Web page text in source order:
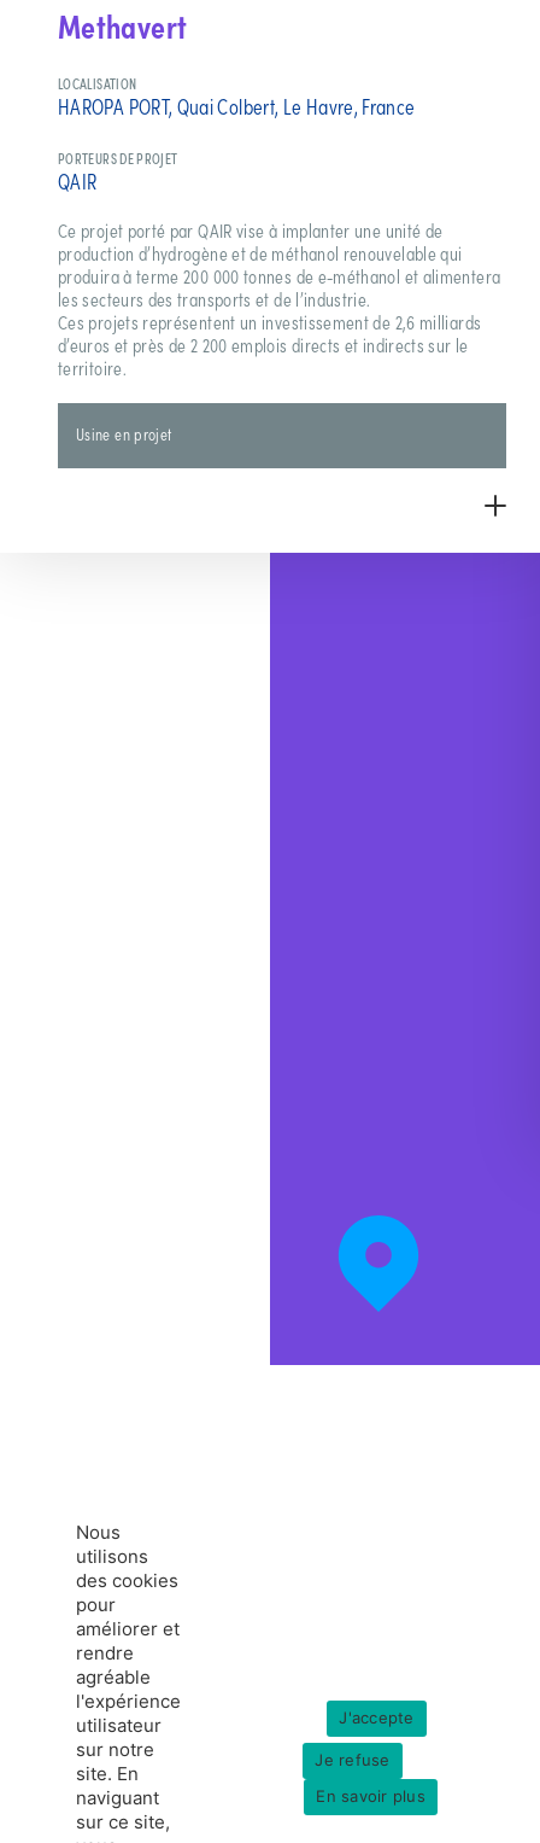
Methavert
LOCALISATION
HAROPA PORT, Quai Colbert, Le Havre, France
PORTEURS DE PROJET
QAIR
Ce projet porté par QAIR vise à implanter une unité de
production d’hydrogène et de méthanol renouvelable qui
produira à terme 200 000 tonnes de e-méthanol et alimentera
les secteurs des transports et de l’industrie.
Ces projets représentent un investissement de 2,6 milliards
d’euros et près de 2 200 emplois directs et indirects sur le
territoire.
Usine en projet
Nous
utilisons
des cookies
pour
améliorer et
rendre
agréable
l'expérience
utilisateur
sur notre
site. En
naviguant
sur ce site,
J'accepte
Je refuse
En savoir plus